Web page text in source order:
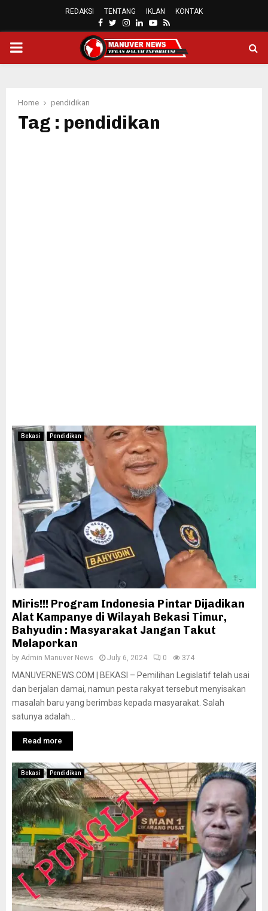
REDAKSI TENTANG IKLAN KONTAK
FACEBOOK
TWITTER
INSTAGRAM
LINKEDINYOUTUBE
RSS
PRIMARY
Home pendidikan
Tag : pendidikan
Bekasi Pendidikan
Miris!!! Program Indonesia Pintar Dijadikan
Alat Kampanye di Wilayah Bekasi Timur,
Bahyudin : Masyarakat Jangan Takut
Melaporkan
by Admin Manuver News July 6, 2024 0 374
MANUVERNEWS.COM | BEKASI – Pemilihan Legislatif telah usai
dan berjalan damai, namun pesta rakyat tersebut menyisakan
masalah baru yang berimbas kepada masyarakat. Salah
satunya adalah...
Read more
Bekasi Pendidikan